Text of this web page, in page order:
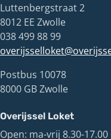
Luttenbergstraat 2
8012 EE Zwolle
038 499 88 99
Postbus 10078
8000 GB Zwolle
Overijssel Loket
Open: ma-vrij 8.30-